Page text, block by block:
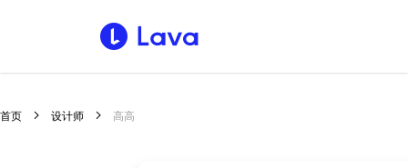
首页 设计师 高高